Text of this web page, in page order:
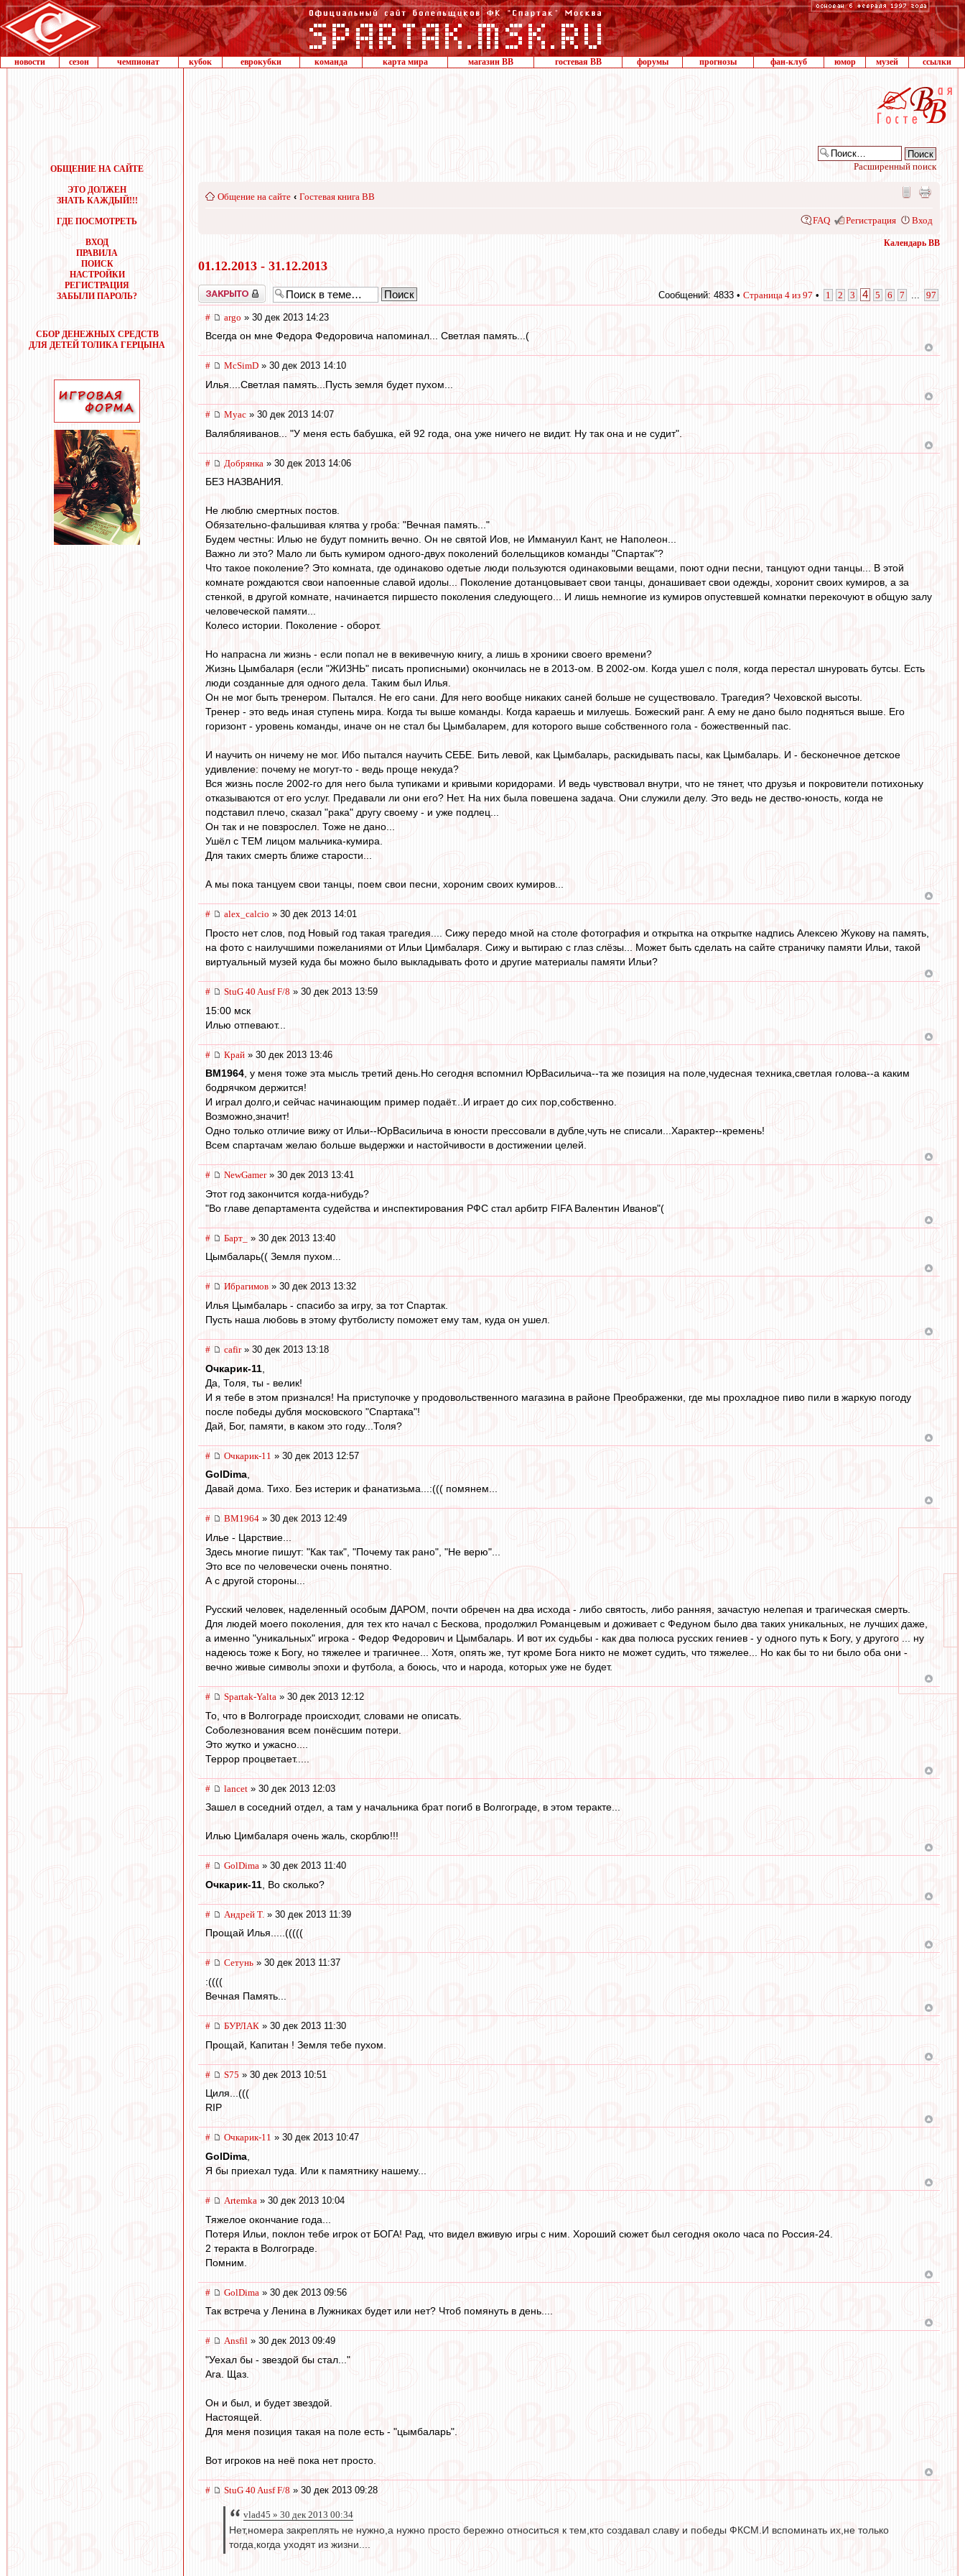
новости сезон чемпионат кубок еврокубки команда карта мира магазин ВВ гостевая ВВ форумы прогнозы фан-клуб юмор музей ссылки
ОБЩЕНИЕ НА САЙТЕ
ЭТО ДОЛЖЕН
ЗНАТЬ КАЖДЫЙ!!!
ГДЕ ПОСМОТРЕТЬ
ВХОД
ПРАВИЛА
ПОИСК
НАСТРОЙКИ
РЕГИСТРАЦИЯ
ЗАБЫЛИ ПАРОЛЬ?
СБОР ДЕНЕЖНЫХ СРЕДСТВ
ДЛЯ ДЕТЕЙ ТОЛИКА ГЕРЦЫНА
Расширенный поиск
Общение на сайте ‹ Гостевая книга ВВ
FAQ Регистрация Вход
Календарь ВВ
01.12.2013 - 31.12.2013
Закрыто Сообщений: 4833 • Страница 4 из 97 • 1 2 3 4 5 6 7 97
# argo » 30 дек 2013 14:23
Всегда он мне Федора Федоровича напоминал... Светлая память...(
# McSimD » 30 дек 2013 14:10
Илья....Светлая память...Пусть земля будет пухом...
# Myac » 30 дек 2013 14:07
Валябляиванов... "У меня есть бабушка, ей 92 года, она уже ничего не видит. Ну так она и не судит".
# Добрянка » 30 дек 2013 14:06
БЕЗ НАЗВАНИЯ.
Не люблю смертных постов.
Обязательно-фальшивая клятва у гроба: "Вечная память..."
Будем честны: Илью не будут помнить вечно. Он не святой Иов, не Иммануил Кант, не Наполеон...
Важно ли это? Мало ли быть кумиром одного-двух поколений болельщиков команды "Спартак"?
Что такое поколение? Это комната, где одинаково одетые люди пользуются одинаковыми вещами, поют одни песни, танцуют одни танцы... В этой
комнате рождаются свои напоенные славой идолы... Поколение дотанцовывает свои танцы, донашивает свои одежды, хоронит своих кумиров, а за
стенкой, в другой комнате, начинается пиршесто поколения следующего... И лишь немногие из кумиров опустевшей комнатки перекочуют в общую залу
человеческой памяти...
Колесо истории. Поколение - оборот.
Но напрасна ли жизнь - если попал не в векивечную книгу, а лишь в хроники своего времени?
Жизнь Цымбаларя (если "ЖИЗНЬ" писать прописными) окончилась не в 2013-ом. В 2002-ом. Когда ушел с поля, когда перестал шнуровать бутсы. Есть
люди созданные для одного дела. Таким был Илья.
Он не мог быть тренером. Пытался. Не его сани. Для него вообще никаких саней больше не существовало. Трагедия? Чеховской высоты.
Тренер - это ведь иная ступень мира. Когда ты выше команды. Когда караешь и милуешь. Божеский ранг. А ему не дано было подняться выше. Его
горизонт - уровень команды, иначе он не стал бы Цымбаларем, для которого выше собственного гола - божественный пас.
И научить он ничему не мог. Ибо пытался научить СЕБЕ. Бить левой, как Цымбаларь, раскидывать пасы, как Цымбаларь. И - бесконечное детское
удивление: почему не могут-то - ведь проще некуда?
Вся жизнь после 2002-го для него была тупиками и кривыми коридорами. И ведь чувствовал внутри, что не тянет, что друзья и покровители потихоньку
отказываются от его услуг. Предавали ли они его? Нет. На них была повешена задача. Они служили делу. Это ведь не дество-юность, когда не
подставил плечо, сказал "рака" другу своему - и уже подлец...
Он так и не повзрослел. Тоже не дано...
Ушёл с ТЕМ лицом мальчика-кумира.
Для таких смерть ближе старости...
А мы пока танцуем свои танцы, поем свои песни, хороним своих кумиров...
# alex_calcio » 30 дек 2013 14:01
Просто нет слов, под Новый год такая трагедия.... Сижу передо мной на столе фотография и открытка на открытке надпись Алексею Жукову на память,
на фото с наилучшими пожеланиями от Ильи Цимбаларя. Сижу и вытираю с глаз слёзы... Может быть сделать на сайте страничку памяти Ильи, такой
виртуальный музей куда бы можно было выкладывать фото и другие материалы памяти Ильи?
# StuG 40 Ausf F/8 » 30 дек 2013 13:59
15:00 мск
Илью отпевают...
# Край » 30 дек 2013 13:46
BM1964 , у меня тоже эта мысль третий день.Но сегодня вспомнил ЮрВасильича--та же позиция на поле,чудесная техника,светлая голова--а каким
бодрячком держится!
И играл долго,и сейчас начинающим пример подаёт...И играет до сих пор,собственно.
Возможно,значит!
Одно только отличие вижу от Ильи--ЮрВасильича в юности прессовали в дубле,чуть не списали...Характер--кремень!
Всем спартачам желаю больше выдержки и настойчивости в достижении целей.
# NewGamer» 30 дек 2013 13:41
Этот год закончится когда-нибудь?
"Во главе департамента судейства и инспектирования РФС стал арбитр FIFA Валентин Иванов"(
# Барт_ » 30 дек 2013 13:40
Цымбаларь(( Земля пухом...
# Ибрагимов » 30 дек 2013 13:32
Илья Цымбаларь - спасибо за игру, за тот Спартак.
Пусть наша любовь в этому футболисту поможет ему там, куда он ушел.
# cafir» 30 дек 2013 13:18
Очкарик-11
Да, Толя, ты - велик!
И я тебе в этом признался! На приступочке у продовольственного магазина в районе Преображенки, где мы прохладное пиво пили в жаркую погоду
после победы дубля московского "Спартака"!
Дай, Бог, памяти, в каком это году...Толя?
# Очкарик-11 » 30 дек 2013 12:57
GolDima,
Давай дома. Тихо. Без истерик и фанатизьма...:((( помянем...
# BM1964 » 30 дек 2013 12:49
Илье - Царствие...
Здесь многие пишут: "Как так", "Почему так рано", "Не верю"...
Это все по человечески очень понятно.
А с другой стороны...
Русский человек, наделенный особым ДАРОМ, почти обречен на два исхода - либо святость, либо ранняя, зачастую нелепая и трагическая смерть.
Для людей моего поколения, для тех кто начал с Бескова, продолжил Романцевым и доживает с Федуном было два таких уникальных, не лучших даже,
а именно "уникальных" игрока - Федор Федорович и Цымбаларь. И вот их судьбы - как два полюса русских гениев - у одного путь к Богу, у другого ... ну
надеюсь тоже к Богу, но тяжелее и трагичнее... Хотя, опять же, тут кроме Бога никто не может судить, что тяжелее... Но как бы то ни было оба они -
вечно живые символы эпохи и футбола, а боюсь, что и народа, которых уже не будет.
# Spartak-Yalta » 30 дек 2013 12:12
То, что в Волгограде происходит, словами не описать.
Соболезнования всем понёсшим потери.
Это жутко и ужасно....
Террор процветает.....
# lancet » 30 дек 2013 12:03
Зашел в соседний отдел, а там у начальника брат погиб в Волгограде, в этом теракте...
Илью Цимбаларя очень жаль, скорблю!!!
# GolDima » 30 дек 2013 11:40
Очкарик-11 , Во сколько?
# Андрей Т. » 30 дек 2013 11:39
Прощай Илья.....(((((
# Сетунь » 30 дек 2013 11:37
:((((
Вечная Память...
# БУРЛАК » 30 дек 2013 11:30
Прощай, Капитан ! Земля тебе пухом.
# S75 » 30 дек 2013 10:51
Циля...(((
RIP
# Очкарик-11 » 30 дек 2013 10:47
GolDima
Я бы приехал туда. Или к памятнику нашему...
# Artemka » 30 дек 2013 10:04
Тяжелое окончание года...
Потеря Ильи, поклон тебе игрок от БОГА! Рад, что видел вживую игры с ним. Хороший сюжет был сегодня около часа по Россия-24.
2 теракта в Волгограде.
Помним.
# GolDima » 30 дек 2013 09:56
Так встреча у Ленина в Лужниках будет или нет? Чтоб помянуть в день....
# Ansfil » 30 дек 2013 09:49
"Уехал бы - звездой бы стал..."
Ага. Щаз.
Он и был, и будет звездой.
Настоящей.
Для меня позиция такая на поле есть - "цымбаларь".
Вот игроков на неё пока нет просто.
# StuG 40 Ausf F/8 » 30 дек 2013 09:28
vlad45 » 30 дек 2013 00:34
Нет,номера закреплять не нужно,а нужно просто бережно относиться к тем,кто создавал славу и победы ФКСМ.И вспоминать их,не только
тогда,когда уходят из жизни....